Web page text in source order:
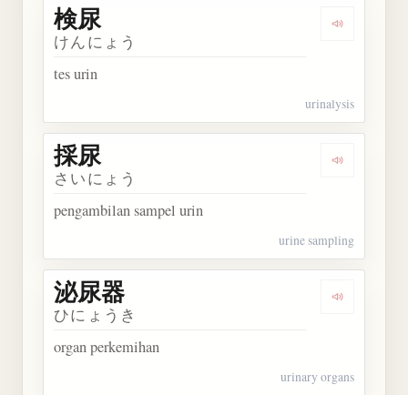
Dengarkan
検尿
けんにょう
tes urin
urinalysis
Dengarkan
採尿
さいにょう
pengambilan sampel urin
urine sampling
Dengarkan
泌尿器
ひにょうき
organ perkemihan
urinary organs